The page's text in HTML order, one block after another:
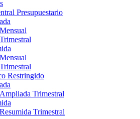
Presupuestario
Mensual
Trimestral
Mensual
Trimestral
Restringido
Ampliada Trimestral
Resumida Trimestral